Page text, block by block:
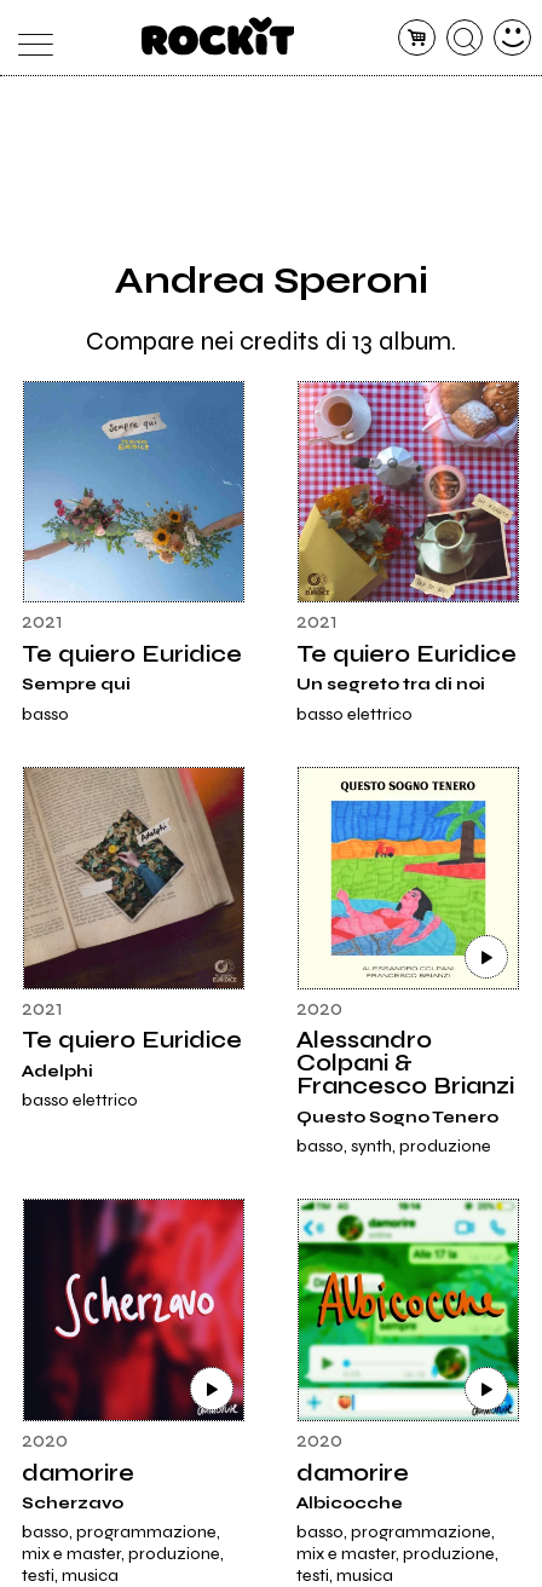
RADIOAndrea Speroni
Compare nei credits di 13 album.
2021
Te quiero Euridice
Sempre qui
basso
2021
Te quiero Euridice
Un segreto tra di noi
basso elettrico
2021
Te quiero Euridice
Adelphi
basso elettrico
2020
Alessandro
Colpani &
Francesco Brianzi
Questo Sogno Tenero
basso, synth, produzione
2020
damorire
Scherzavo
basso, programmazione,
mix e master, produzione,
testi, musica
2020
damorire
Albicocche
basso, programmazione,
mix e master, produzione,
testi, musica